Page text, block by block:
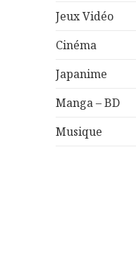
Jeux Vidéo
Cinéma
Japanime
Manga – BD
Musique